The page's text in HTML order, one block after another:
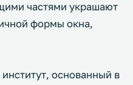
частями украшают
формы окна,
основанный в